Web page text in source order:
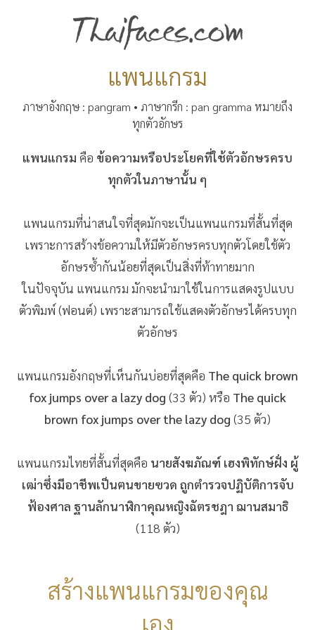
แพนแกรม
ภาษาอังกฤษ : pangram • ภาษากรีก : pan gramma หมายถึง
ทุกตัวอักษร
แพนแกรม คือ ข้อความหรือประโยคที่ใช้ตัวอักษรครบ
ทุกตัวในภาษานั้น ๆ
แพนแกรมที่น่าสนใจที่สุดมักจะเป็นแพนแกรมที่สั้นที่สุด
เพราะการสร้างข้อความให้มีตัวอักษรครบทุกตัวโดยใช้ตัว
อักษรซ้ำกันน้อยที่สุดเป็นสิ่งที่ท้าทายมาก
ในปัจจุบัน แพนแกรม มักจะนำมาใช้ในการแสดงรูปแบบ
ตัวพิมพ์ (ฟอนต์) เพราะสามารถใช้แสดงตัวอักษรได้ครบทุก
ตัวอักษร
แพนแกรมอังกฤษที่เห็นกันบ่อยที่สุดคือ The quick brown
fox jumps over a lazy dog (33 ตัว) หรือ The quick
brown fox jumps over the lazy dog (35 ตัว)
แพนแกรมไทยที่สั้นที่สุดคือ นายสังฆภัณฑ์ เฮงพิทักษ์ฝั่ง ผู้
เฒ่าซึ่งมีอาชีพเป็นฅนขายฃวด ถูกตำรวจปฏิบัติการจับ
ฟ้องศาล ฐานลักนาฬิกาคุณหญิงฉัตรชฎา ฌานสมาธิ
(118 ตัว)
สร้างแพนแกรมของคุณ
เอง